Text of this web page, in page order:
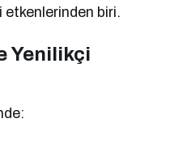
etkenlerinden biri.
Yenilikçi